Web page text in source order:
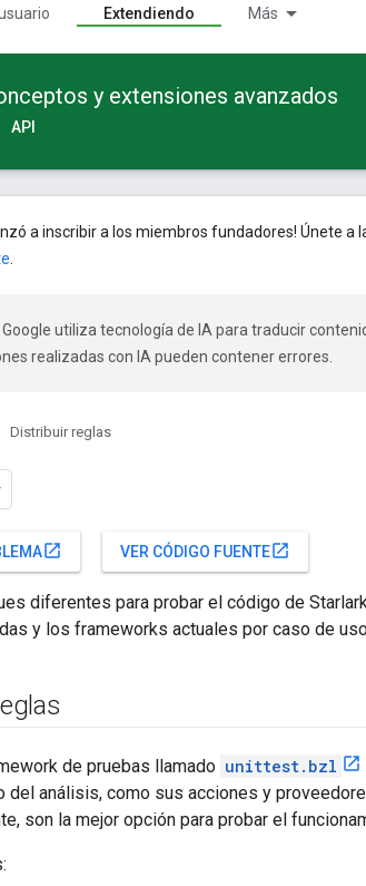
Extendiendo Más
y extensiones avanzados
API
a inscribir a los miembros fundadores! Únete a
Google utiliza tecnología de IA para traducir
realizadas con IA pueden contener errores.
Distribuir reglas
open_in_new VER CÓDIGO FUENTEopen_in_new
diferentes para probar el código de
y los frameworks actuales por caso de
de pruebas llamado unittest.bzl
del análisis, como sus acciones y
son la mejor opción para probar el